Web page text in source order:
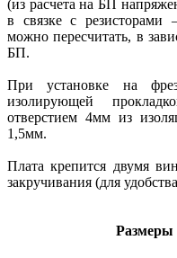
(из расчета на БП
в связке с резисторами
можно пересчитать, в
БП.
При установке на
изолирующей
отверстием 4мм из
1,5мм.
Плата крепится двумя
закручивания (для
Размеры